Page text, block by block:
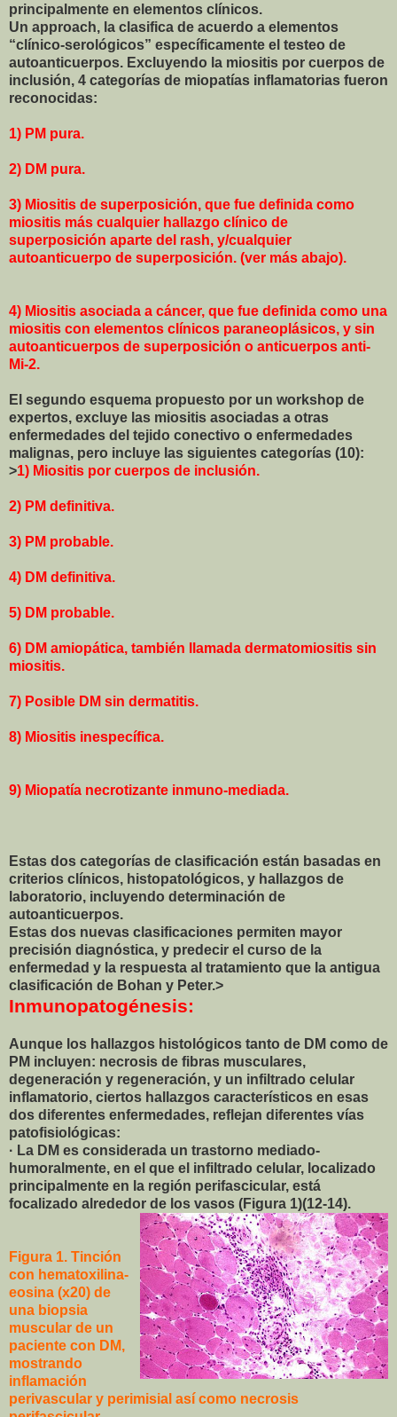
principalmente en elementos clínicos.
Un approach, la clasifica de acuerdo a elementos
“clínico-serológicos” específicamente el testeo de
autoanticuerpos. Excluyendo la miositis por cuerpos de
inclusión, 4 categorías de miopatías inflamatorias fueron
reconocidas:
1) PM pura.
2) DM pura.
3) Miositis de superposición, que fue definida como
miositis más cualquier hallazgo clínico de
superposición aparte del rash, y/cualquier
autoanticuerpo de superposición. (ver más abajo).
4) Miositis asociada a cáncer, que fue definida como una
miositis con elementos clínicos paraneoplásicos, y sin
autoanticuerpos de superposición o anticuerpos anti-
Mi-2.
El segundo esquema propuesto por un workshop de
expertos, excluye las miositis asociadas a otras
enfermedades del tejido conectivo o enfermedades
malignas, pero incluye las siguientes categorías (10):
>1) Miositis por cuerpos de inclusión.
2) PM definitiva.
3) PM probable.
4) DM definitiva.
5) DM probable.
6) DM amiopática, también llamada dermatomiositis sin
miositis.
7) Posible DM sin dermatitis.
8) Miositis inespecífica.
9) Miopatía necrotizante inmuno-mediada.
Estas dos categorías de clasificación están basadas en
criterios clínicos, histopatológicos, y hallazgos de
laboratorio, incluyendo determinación de
autoanticuerpos.
Estas dos nuevas clasificaciones permiten mayor
precisión diagnóstica, y predecir el curso de la
enfermedad y la respuesta al tratamiento que la antigua
clasificación de Bohan y Peter.>
Inmunopatogénesis:
Aunque los hallazgos histológicos tanto de DM como de
PM incluyen: necrosis de fibras musculares,
degeneración y regeneración, y un infiltrado celular
inflamatorio, ciertos hallazgos característicos en esas
dos diferentes enfermedades, reflejan diferentes vías
patofisiológicas:
· La DM es considerada un trastorno mediado-
humoralmente, en el que el infiltrado celular, localizado
principalmente en la región perifascicular, está
focalizado alrededor de los vasos (Figura 1)(12-14).
Figura 1. Tinción
con hematoxilina-
eosina (x20) de
una biopsia
muscular de un
paciente con DM,
mostrando
inflamación
perivascular y perimisial así como necrosis